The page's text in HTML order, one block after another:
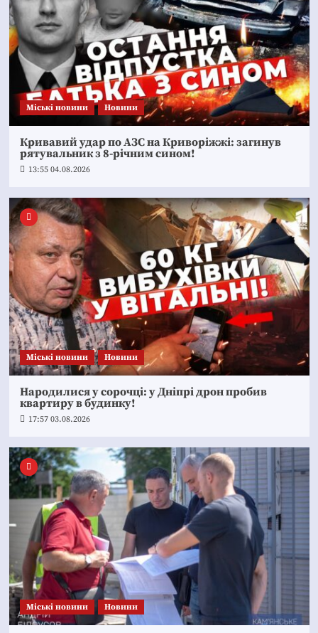
Mіські новини Новини
Кривавий удар по АЗС на Криворіжжі: загинув
рятувальник з 8-річним сином!
13:55 04.08.2026
Mіські новини Новини
Народилися у сорочці: у Дніпрі дрон пробив
квартиру в будинку!
17:57 03.08.2026
Mіські новини Новини